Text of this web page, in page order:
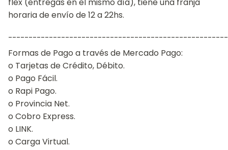
horaria de envío de 12 a 22hs.
Formas de Pago a través de Mercado Pago:
o Tarjetas de Crédito, Débito.
o Pago Fácil.
o Rapi Pago.
o Provincia Net.
o Cobro Express.
o LINK.
o Carga Virtual.